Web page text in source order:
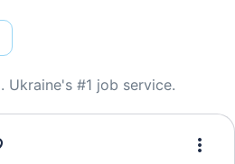
#1 job service.